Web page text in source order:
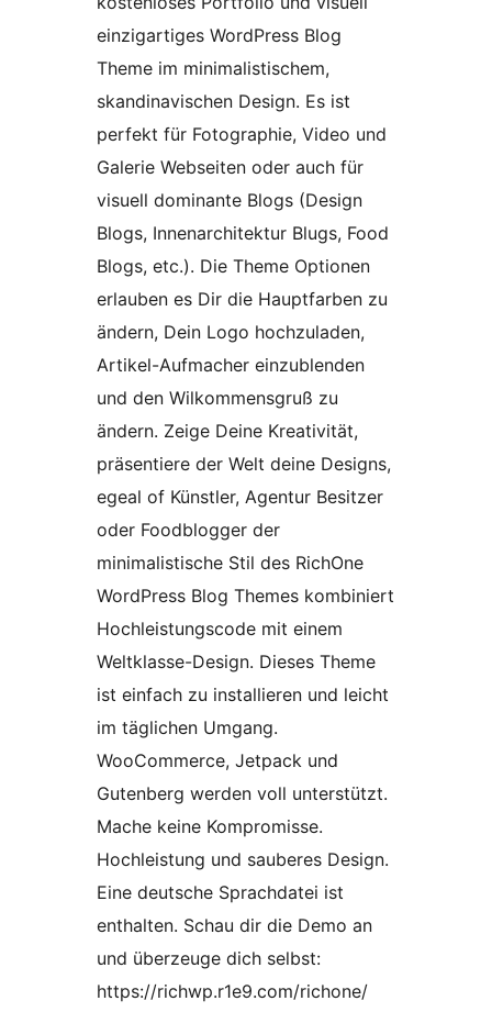
einzigartiges WordPress Blog
Theme im minimalistischem,
skandinavischen Design. Es ist
perfekt für Fotographie, Video und
Galerie Webseiten oder auch für
visuell dominante Blogs (Design
Blogs, Innenarchitektur Blugs, Food
Blogs, etc.). Die Theme Optionen
erlauben es Dir die Hauptfarben zu
ändern, Dein Logo hochzuladen,
Artikel-Aufmacher einzublenden
und den Wilkommensgruß zu
ändern. Zeige Deine Kreativität,
präsentiere der Welt deine Designs,
egeal of Künstler, Agentur Besitzer
oder Foodblogger der
minimalistische Stil des RichOne
WordPress Blog Themes kombiniert
Hochleistungscode mit einem
Weltklasse-Design. Dieses Theme
ist einfach zu installieren und leicht
im täglichen Umgang.
WooCommerce, Jetpack und
Gutenberg werden voll unterstützt.
Mache keine Kompromisse.
Hochleistung und sauberes Design.
Eine deutsche Sprachdatei ist
enthalten. Schau dir die Demo an
und überzeuge dich selbst:
https://richwp.r1e9.com/richone/